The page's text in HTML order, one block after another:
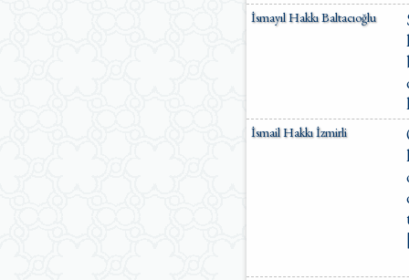
İsmayıl Hakkı Baltacıoğlu
İsmail Hakkı İzmirli